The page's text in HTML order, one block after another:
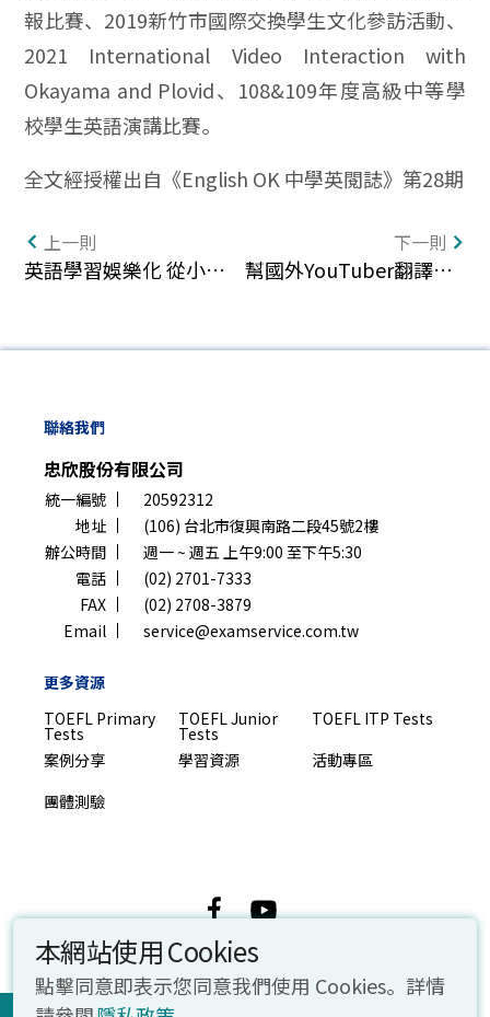
立即報名
報比賽、2019新竹市國際交換學生文化參訪活動、
2021 International Video Interaction with
Okayama and Plovid、108&109年度高級中等學
校學生英語演講比賽。
全文經授權出自《English OK 中學英閱誌》第28期
上一則
英語學習娛樂化 從小培養雙母語能力
下一則
幫國外YouTuber翻譯影片 她靠好英文從粉絲變夥伴
聯絡我們
忠欣股份有限公司
統一編號
20592312
地址
(106) 台北市復興南路二段45號2樓
辦公時間
週一 ~ 週五 上午9:00 至下午5:30
電話
(02) 2701-7333
FAX
(02) 2708-3879
Email
service@examservice.com.tw
更多資源
TOEFL Primary
Tests
TOEFL Junior
Tests
TOEFL ITP Tests
案例分享
學習資源
活動專區
團體測驗
© 2026 忠欣股份有限公司. All rights reserved.
本網站使用 Cookies
點擊同意即表示您同意我們使用 Cookies。詳情